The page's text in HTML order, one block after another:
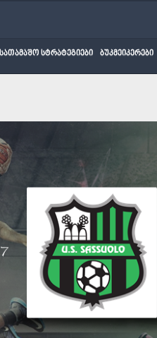
სათამაშო სტრატეგიები ბუკმეიკერები